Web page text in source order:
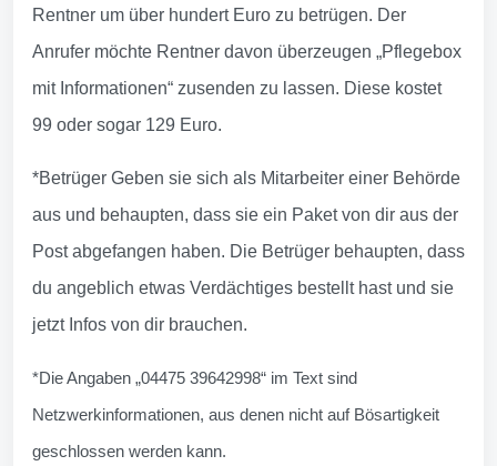
Rentner um über hundert Euro zu betrügen. Der
Anrufer möchte Rentner davon überzeugen „Pflegebox
mit Informationen“ zusenden zu lassen. Diese kostet
99 oder sogar 129 Euro.
*Betrüger Geben sie sich als Mitarbeiter einer Behörde
aus und behaupten, dass sie ein Paket von dir aus der
Post abgefangen haben. Die Betrüger behaupten, dass
du angeblich etwas Verdächtiges bestellt hast und sie
jetzt Infos von dir brauchen.
*Die Angaben „04475 39642998“ im Text sind
Netzwerkinformationen, aus denen nicht auf Bösartigkeit
geschlossen werden kann.